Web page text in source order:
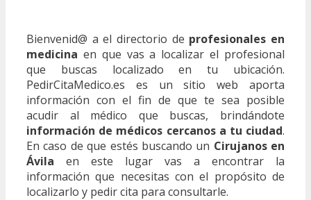
Bienvenid@ a el directorio de profesionales en
medicina en que vas a localizar el profesional
que buscas localizado en tu ubicación.
PedirCitaMedico.es es un sitio web aporta
información con el fin de que te sea posible
acudir al médico que buscas, brindándote
información de médicos cercanos a tu ciudad.
En caso de que estés buscando un Cirujanos en
Ávila en este lugar vas a encontrar la
información que necesitas con el propósito de
localizarlo y pedir cita para consultarle.